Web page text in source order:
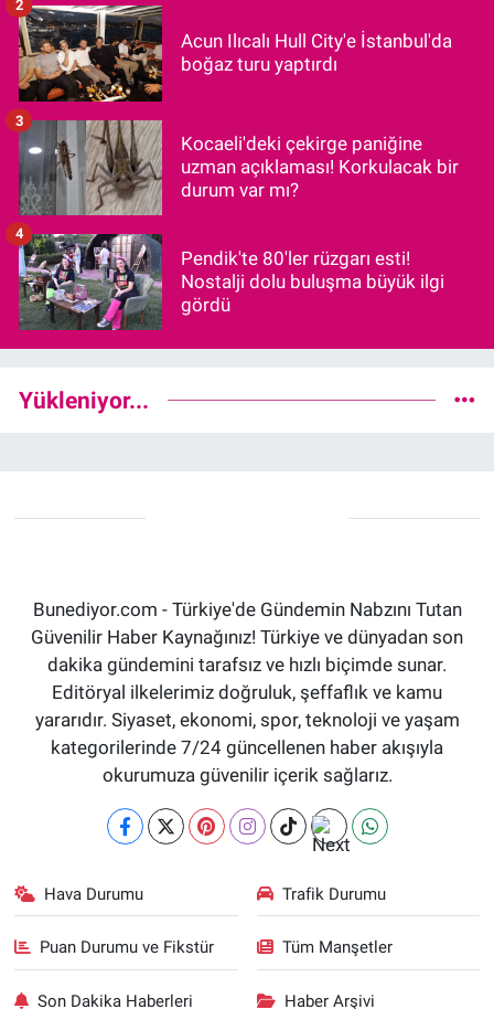
Acun Ilıcalı Hull City'e İstanbul'da
boğaz turu yaptırdı
2
Kocaeli'deki çekirge paniğine
uzman açıklaması! Korkulacak bir
durum var mı?
3
Pendik'te 80'ler rüzgarı esti!
Nostalji dolu buluşma büyük ilgi
gördü
4
Yükleniyor...
Bunediyor.com - Türkiye'de Gündemin Nabzını Tutan
Güvenilir Haber Kaynağınız! Türkiye ve dünyadan son
dakika gündemini tarafsız ve hızlı biçimde sunar.
Editöryal ilkelerimiz doğruluk, şeffaflık ve kamu
yararıdır. Siyaset, ekonomi, spor, teknoloji ve yaşam
kategorilerinde 7/24 güncellenen haber akışıyla
okurumuza güvenilir içerik sağlarız.
Hava Durumu Trafik Durumu
Puan Durumu ve Fikstür Tüm Manşetler
Son Dakika Haberleri Haber Arşivi